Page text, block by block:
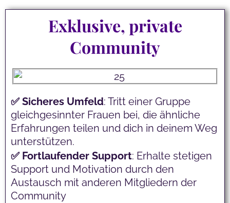
Exklusive, private
Community
✅ Sicheres Umfeld: Tritt einer Gruppe
gleichgesinnter Frauen bei, die ähnliche
Erfahrungen teilen und dich in deinem Weg
unterstützen.
✅ Fortlaufender Support: Erhalte stetigen
Support und Motivation durch den
Austausch mit anderen Mitgliedern der
Community